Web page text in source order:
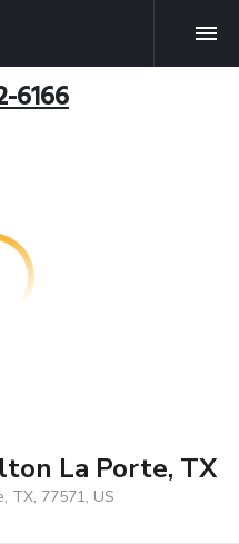
6166
La Porte, TX
TX, 77571, US